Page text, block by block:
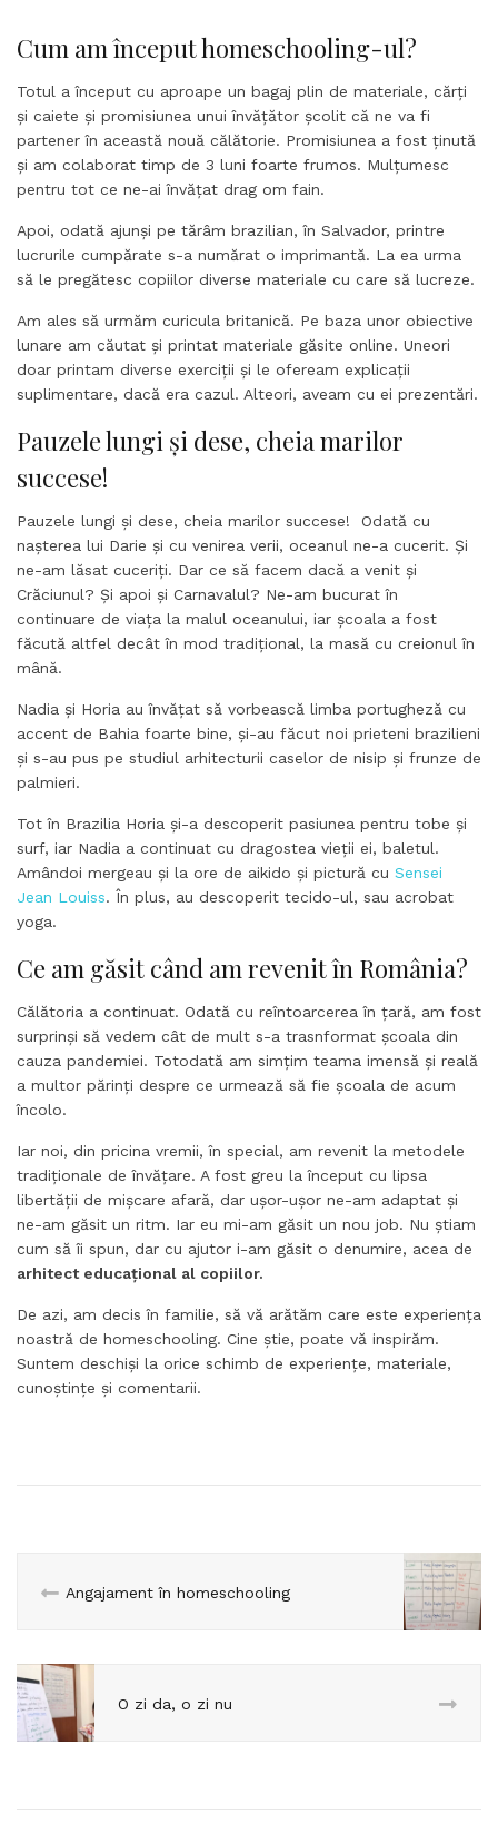
Cum am început homeschooling-ul?
Totul a început cu aproape un bagaj plin de materiale, cărți
și caiete și promisiunea unui învățător școlit că ne va fi
partener în această nouă călătorie. Promisiunea a fost ținută
și am colaborat timp de 3 luni foarte frumos. Mulțumesc
pentru tot ce ne-ai învățat drag om fain.
Apoi, odată ajunși pe tărâm brazilian, în Salvador, printre
lucrurile cumpărate s-a numărat o imprimantă. La ea urma
să le pregătesc copiilor diverse materiale cu care să lucreze.
Am ales să urmăm curicula britanică. Pe baza unor obiective
lunare am căutat și printat materiale găsite online. Uneori
doar printam diverse exerciții și le ofeream explicații
suplimentare, dacă era cazul. Alteori, aveam cu ei prezentări.
Pauzele lungi și dese, cheia marilor
succese!
Pauzele lungi și dese, cheia marilor succese! Odată cu
nașterea lui Darie și cu venirea verii, oceanul ne-a cucerit. Și
ne-am lăsat cuceriți. Dar ce să facem dacă a venit și
Crăciunul? Și apoi și Carnavalul? Ne-am bucurat în
continuare de viața la malul oceanului, iar școala a fost
făcută altfel decât în mod tradițional, la masă cu creionul în
mână.
Nadia și Horia au învățat să vorbească limba portugheză cu
accent de Bahia foarte bine, și-au făcut noi prieteni brazilieni
și s-au pus pe studiul arhitecturii caselor de nisip și frunze de
palmieri.
Tot în Brazilia Horia și-a descoperit pasiunea pentru tobe și
surf, iar Nadia a continuat cu dragostea vieții ei, baletul.
Amândoi mergeau și la ore de aikido și pictură cu Sensei
Jean Louiss. În plus, au descoperit tecido-ul, sau acrobat
yoga.
Ce am găsit când am revenit în România?
Călătoria a continuat. Odată cu reîntoarcerea în țară, am fost
surprinși să vedem cât de mult s-a trasnformat școala din
cauza pandemiei. Totodată am simțim teama imensă și reală
a multor părinți despre ce urmează să fie școala de acum
încolo.
Iar noi, din pricina vremii, în special, am revenit la metodele
tradiționale de învățare. A fost greu la început cu lipsa
libertății de mișcare afară, dar ușor-ușor ne-am adaptat și
ne-am găsit un ritm. Iar eu mi-am găsit un nou job. Nu știam
cum să îi spun, dar cu ajutor i-am găsit o denumire, acea de
arhitect educațional al copiilor.
De azi, am decis în familie, să vă arătăm care este experiența
noastră de homeschooling. Cine știe, poate vă inspirăm.
Suntem deschiși la orice schimb de experiențe, materiale,
cunoștințe și comentarii.
Angajament în homeschooling
O zi da, o zi nu